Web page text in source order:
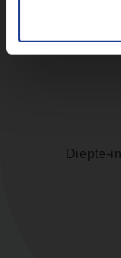
Diepte-